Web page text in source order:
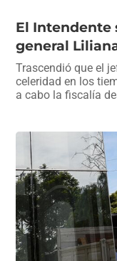
El Intendente
general
Trascendió que el
celeridad en los
a cabo la fiscalía